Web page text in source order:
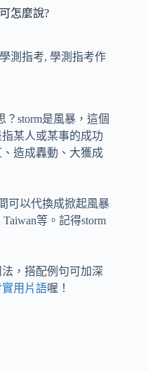
怎麼說?
學測指考, 學測指考作
？storm是風暴，這個
某人或某事的成功
造成轟動、大獲成
可以代換成掀起風暴
等。記得storm
，搭配例句可加深
用片語喔！